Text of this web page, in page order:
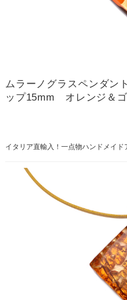
ムラーノグラスペンダン
ップ15mm オレンジ＆
イタリア直輸入！一点物ハンドメイド